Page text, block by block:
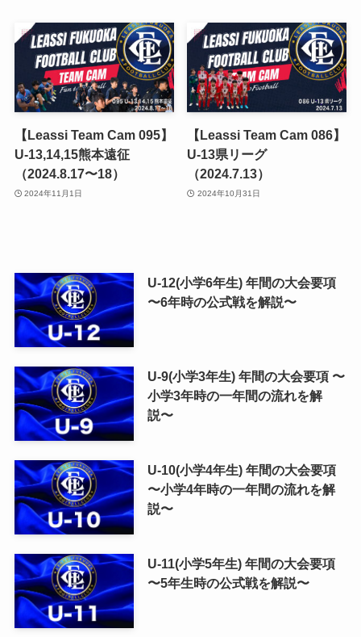
【Leassi Team Cam 095】
U-13,14,15熊本遠征
（2024.8.17〜18）
2024年11月1日
【Leassi Team Cam 086】
U-13県リーグ
（2024.7.13）
2024年10月31日
U-12(小学6年生) 年間の大会要項
〜6年時の公式戦を解説〜
U-9(小学3年生) 年間の大会要項 〜
小学3年時の一年間の流れを解
説〜
U-10(小学4年生) 年間の大会要項
〜小学4年時の一年間の流れを解
説〜
U-11(小学5年生) 年間の大会要項
〜5年生時の公式戦を解説〜